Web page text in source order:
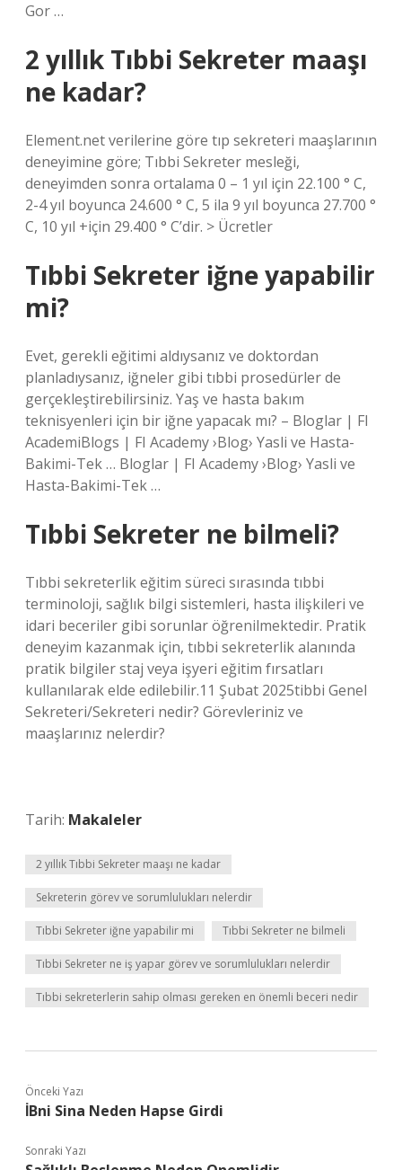
Gor …
2 yıllık Tıbbi Sekreter maaşı
ne kadar?
Element.net verilerine göre tıp sekreteri maaşlarının
deneyimine göre; Tıbbi Sekreter mesleği,
deneyimden sonra ortalama 0 – 1 yıl için 22.100 ° C,
2-4 yıl boyunca 24.600 ° C, 5 ila 9 yıl boyunca 27.700 °
C, 10 yıl +için 29.400 ° C’dir. > Ücretler
Tıbbi Sekreter iğne yapabilir
mi?
Evet, gerekli eğitimi aldıysanız ve doktordan
planladıysanız, iğneler gibi tıbbi prosedürler de
gerçekleştirebilirsiniz. Yaş ve hasta bakım
teknisyenleri için bir iğne yapacak mı? – Bloglar | FI
AcademiBlogs | FI Academy ›Blog› Yasli ve Hasta-
Bakimi-Tek … Bloglar | FI Academy ›Blog› Yasli ve
Hasta-Bakimi-Tek …
Tıbbi Sekreter ne bilmeli?
Tıbbi sekreterlik eğitim süreci sırasında tıbbi
terminoloji, sağlık bilgi sistemleri, hasta ilişkileri ve
idari beceriler gibi sorunlar öğrenilmektedir. Pratik
deneyim kazanmak için, tıbbi sekreterlik alanında
pratik bilgiler staj veya işyeri eğitim fırsatları
kullanılarak elde edilebilir.11 Şubat 2025tibbi Genel
Sekreteri/Sekreteri nedir? Görevleriniz ve
maaşlarınız nelerdir?
Tarih: Makaleler
2 yıllık Tıbbi Sekreter maaşı ne kadar
Sekreterin görev ve sorumlulukları nelerdir
Tıbbi Sekreter iğne yapabilir mi Tıbbi Sekreter ne bilmeli
Tıbbi Sekreter ne iş yapar görev ve sorumlulukları nelerdir
Tıbbi sekreterlerin sahip olması gereken en önemli beceri nedir
Önceki Yazı
İBni Sina Neden Hapse Girdi
Sonraki Yazı